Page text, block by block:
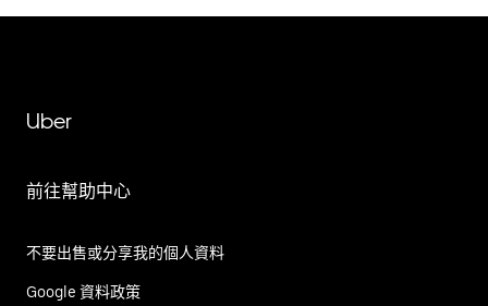
Uber
前往幫助中心
不要出售或分享我的個人資料
Google 資料政策